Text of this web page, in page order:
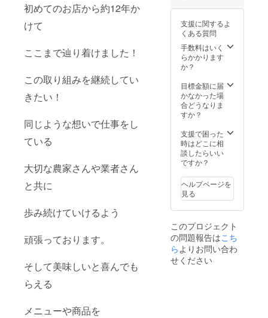
初めてのお店から約12年か
けて
ここまで辿り着けました！
この取り組みを継続してい
きたい！
同じような想いで仕事をし
ている
大切な農家さんや業者さん
と共に
歩み続けていけるよう
頑張っております。
そして美味しいと喜んでも
らえる
メニューや商品を
ら1年
発送は
郵便に
て送付
させて
頂きま
はお釣
りは出
ませ
トは冷
蔵商品
が含ま
れてい
で 冷蔵
にて送
らせて
いただ
す。
支援に関するよ
くある質問
手数料はいく
らかかります
か？
目標金額に届
かなかった場
合どうなりま
すか？
支援で困った
時はどこに相
談したらいい
ですか？
ヘルプページを
見る
このプロジェクト
の問題報告はこち
ら よりお問い合わ
せください